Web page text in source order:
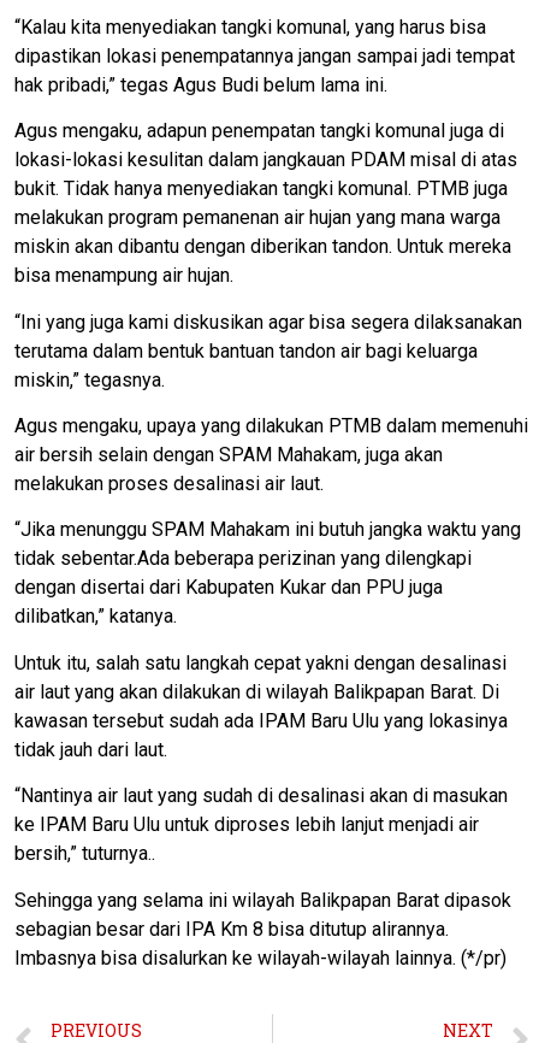
“Kalau kita menyediakan tangki komunal, yang harus bisa
dipastikan lokasi penempatannya jangan sampai jadi tempat
hak pribadi,” tegas Agus Budi belum lama ini.
Agus mengaku, adapun penempatan tangki komunal juga di
lokasi-lokasi kesulitan dalam jangkauan PDAM misal di atas
bukit. Tidak hanya menyediakan tangki komunal. PTMB juga
melakukan program pemanenan air hujan yang mana warga
miskin akan dibantu dengan diberikan tandon. Untuk mereka
bisa menampung air hujan.
“Ini yang juga kami diskusikan agar bisa segera dilaksanakan
terutama dalam bentuk bantuan tandon air bagi keluarga
miskin,” tegasnya.
Agus mengaku, upaya yang dilakukan PTMB dalam memenuhi
air bersih selain dengan SPAM Mahakam, juga akan
melakukan proses desalinasi air laut.
“Jika menunggu SPAM Mahakam ini butuh jangka waktu yang
tidak sebentar.Ada beberapa perizinan yang dilengkapi
dengan disertai dari Kabupaten Kukar dan PPU juga
dilibatkan,” katanya.
Untuk itu, salah satu langkah cepat yakni dengan desalinasi
air laut yang akan dilakukan di wilayah Balikpapan Barat. Di
kawasan tersebut sudah ada IPAM Baru Ulu yang lokasinya
tidak jauh dari laut.
“Nantinya air laut yang sudah di desalinasi akan di masukan
ke IPAM Baru Ulu untuk diproses lebih lanjut menjadi air
bersih,” tuturnya..
Sehingga yang selama ini wilayah Balikpapan Barat dipasok
sebagian besar dari IPA Km 8 bisa ditutup alirannya.
Imbasnya bisa disalurkan ke wilayah-wilayah lainnya. (*/pr)
PREVIOUS NEXT